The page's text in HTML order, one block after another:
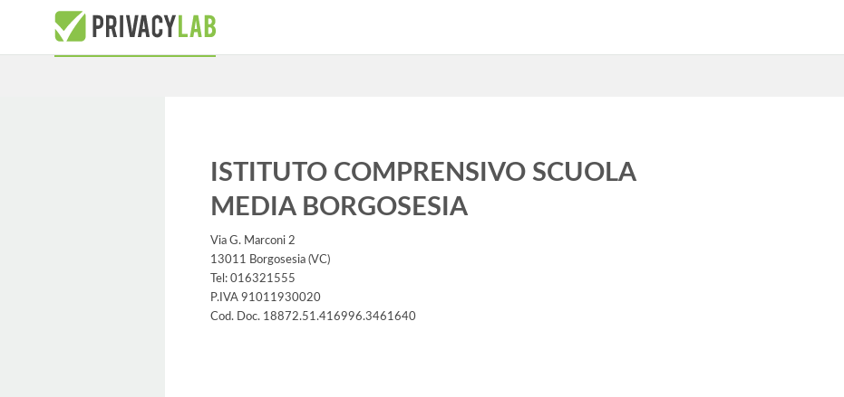
ISTITUTO COMPRENSIVO SCUOLA
MEDIA BORGOSESIA
Via G. Marconi 2
13011 Borgosesia (VC)
Tel: 016321555
P.IVA 91011930020
Cod. Doc. 18872.51.416996.3461640